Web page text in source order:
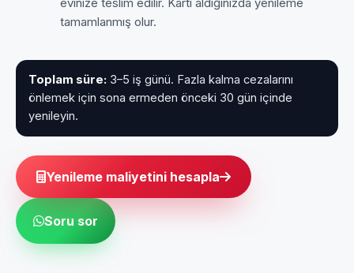
tamamlanmış olur.
Toplam süre: 3–5 iş günü. Fazla kalma cezalarını
önlemek için sona ermeden önceki 30 gün içinde
yenileyin.
Yenileme maliyetini hesapla
Soru sor